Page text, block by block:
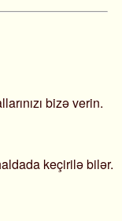
bizə verin.
keçirilə bilər.